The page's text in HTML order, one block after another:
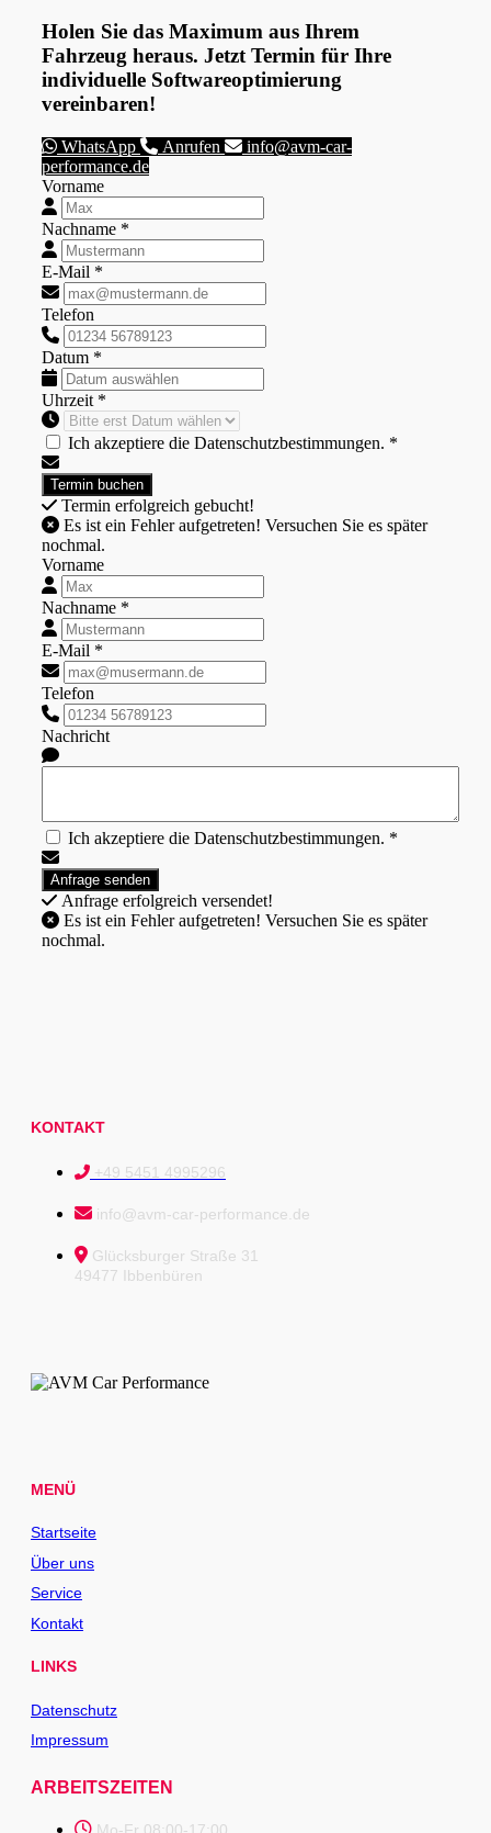
Holen Sie das Maximum aus Ihrem
Fahrzeug heraus. Jetzt Termin für Ihre
individuelle Softwareoptimierung
vereinbaren!
WhatsApp Anrufen
info@avm-car-
performance.de
Vorname
Nachname *
E-Mail *
Telefon
Datum *
Uhrzeit *
Ich akzeptiere die Datenschutzbestimmungen. *
Termin erfolgreich gebucht!
nochmal.
Vorname
Nachname *
E-Mail *
Telefon
Nachricht
Ich akzeptiere die Datenschutzbestimmungen. *
Anfrage erfolgreich versendet!
nochmal.
KONTAKT
+49 5451 4995296
info@avm-car-performance.de
Glücksburger Straße 31
49477 Ibbenbüren
MENÜ
Startseite
Über uns
Service
Kontakt
LINKS
Datenschutz
Impressum
ARBEITSZEITEN
Mo-Fr 08:00-17:00